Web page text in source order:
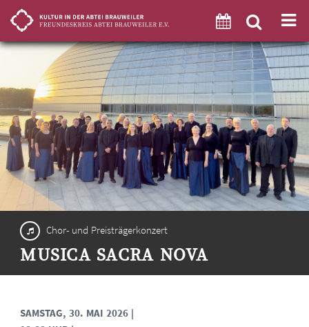
Chor- und Preisträgerkonzert
MUSICA SACRA NOVA
SAMSTAG, 30. MAI 2026 |